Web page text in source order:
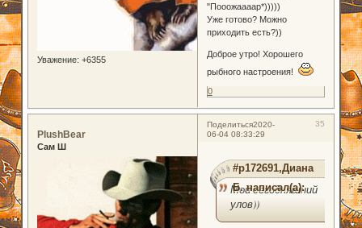
Уважение: +6355
"Пооожаааар*)))))
Уже готово? Можно
приходить есть?))
Доброе утро! Хорошего
рыбного настроения!
0
Поделиться 35
2020-
06-04 08:33:29
PlushBear
Сам Ш
#p172691,Диана
Б. написал(а):
Мой сегодняшний
улов))